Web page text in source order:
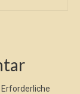
Erforderliche